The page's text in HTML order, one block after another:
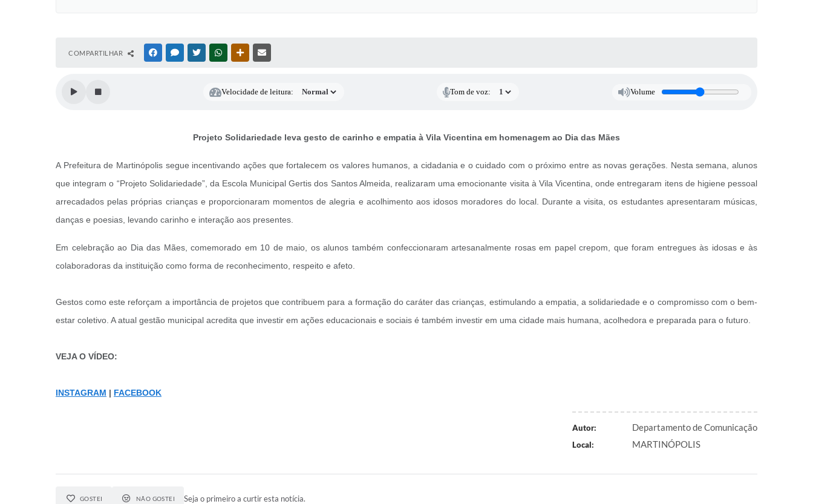
COMPARTILHAR FACEBOOKMESSENGER
TWITTERWHATSAPPOUTRAS MÍDIAS
Velocidade de leitura: Tom de voz: Volume
Projeto Solidariedade leva gesto de carinho e empatia à Vila Vicentina em homenagem ao Dia das Mães
A Prefeitura de Martinópolis segue incentivando ações que fortalecem os valores humanos, a cidadania e o cuidado com o próximo entre as novas gerações. Nesta semana, alunos
que integram o “Projeto Solidariedade”, da Escola Municipal Gertis dos Santos Almeida, realizaram uma emocionante visita à Vila Vicentina, onde entregaram itens de higiene pessoal
arrecadados pelas próprias crianças e proporcionaram momentos de alegria e acolhimento aos idosos moradores do local. Durante a visita, os estudantes apresentaram músicas,
danças e poesias, levando carinho e interação aos presentes.
Em celebração ao Dia das Mães, comemorado em 10 de maio, os alunos também confeccionaram artesanalmente rosas em papel crepom, que foram entregues às idosas e às
colaboradoras da instituição como forma de reconhecimento, respeito e afeto.
Gestos como este reforçam a importância de projetos que contribuem para a formação do caráter das crianças, estimulando a empatia, a solidariedade e o compromisso com o bem-
estar coletivo. A atual gestão municipal acredita que investir em ações educacionais e sociais é também investir em uma cidade mais humana, acolhedora e preparada para o futuro.
VEJA O VÍDEO:
INSTAGRAM | FACEBOOK
Autor: Departamento de Comunicação
Local: MARTINÓPOLIS
GOSTEI NÃO GOSTEI Seja o primeiro a curtir esta notícia.